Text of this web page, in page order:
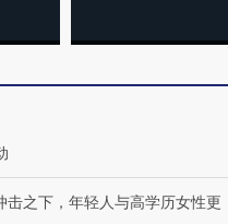
击之下，年轻人与高学历女性更